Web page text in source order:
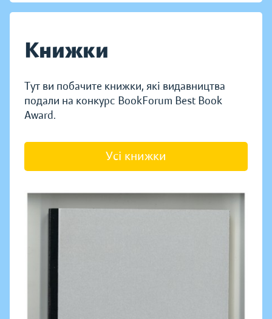
Книжки
Тут ви побачите книжки, які видавництва
подали на конкурс BookForum Best Book
Award.
Усі книжки